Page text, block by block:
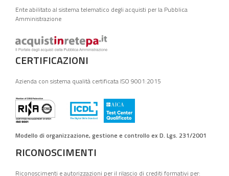
Ente abilitato al sistema telematico degli acquisti per la Pubblica
Amministrazione
CERTIFICAZIONI
Azienda con sistema qualità certificata ISO 9001:2015
Modello di organizzazione, gestione e controllo ex D. Lgs. 231/2001
RICONOSCIMENTI
Riconoscimenti e autorizzazioni per il rilascio di crediti formativi per: